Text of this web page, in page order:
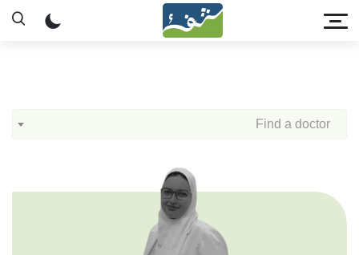
Find a doctor